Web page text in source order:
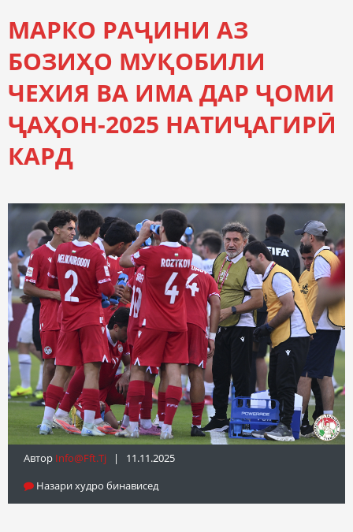
МАРКО РАҶИНИ АЗ
БОЗИҲО МУҚОБИЛИ
ЧЕХИЯ ВА ИМА ДАР ҶОМИ
ҶАҲОН-2025 НАТИҶАГИРӢ
КАРД
Автор Info@fft.tj | 11.11.2025
Назари худро бинависед